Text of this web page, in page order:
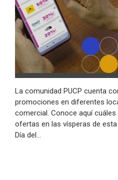
La comunidad PUCP cuenta
promociones en diferentes
comercial. Conoce aquí
ofertas en las vísperas de
Día del…